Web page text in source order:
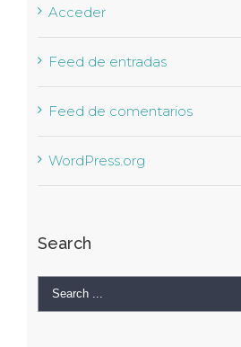
Acceder
Feed de entradas
Feed de comentarios
WordPress.org
Search